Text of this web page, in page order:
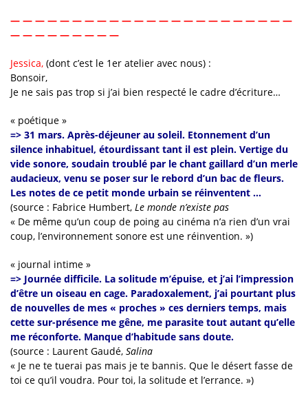
— — — — — — — — — — — — — — — — — — — — — — —
— — — — — — — — —
Jessica, (dont c’est le 1er atelier avec nous) :
Bonsoir,
Je ne sais pas trop si j’ai bien respecté le cadre d’écriture…
« poétique »
=> 31 mars. Après-déjeuner au soleil. Etonnement d’un
silence inhabituel, étourdissant tant il est plein. Vertige du
vide sonore, soudain troublé par le chant gaillard d’un merle
audacieux, venu se poser sur le rebord d’un bac de fleurs.
Les notes de ce petit monde urbain se réinventent …
(source : Fabrice Humbert, Le monde n’existe pas
« De même qu’un coup de poing au cinéma n’a rien d’un vrai
coup, l’environnement sonore est une réinvention. »)
« journal intime »
=> Journée difficile. La solitude m’épuise, et j’ai l’impression
d’être un oiseau en cage. Paradoxalement, j’ai pourtant plus
de nouvelles de mes « proches » ces derniers temps, mais
cette sur-présence me gêne, me parasite tout autant qu’elle
me réconforte. Manque d’habitude sans doute.
(source : Laurent Gaudé, Salina
« Je ne te tuerai pas mais je te bannis. Que le désert fasse de
toi ce qu’il voudra. Pour toi, la solitude et l’errance. »)